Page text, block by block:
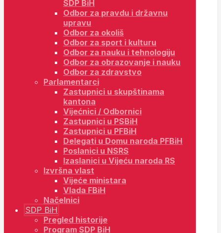
SDP BiH
Odbor za pravdu i državnu
upravu
Odbor za okoliš
Odbor za sport i kulturu
Odbor za nauku i tehnologiju
Odbor za obrazovanje i nauku
Odbor za zdravstvo
Parlamentarci
Zastupnici u skupštinama
kantona
Vijećnici / Odbornici
Zastupnici u PSBiH
Zastupnici u PFBiH
Delegati u Domu naroda PFBiH
Poslanici u NSRS
Izaslanici u Vijeću naroda RS
Izvršna vlast
Vijeće ministara
Vlada FBiH
Načelnici
SDP BiH
Pregled historije
Program SDP BiH